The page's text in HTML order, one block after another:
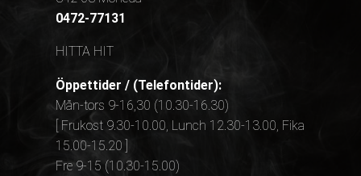
0472-77131
HITTA HIT
Öppettider / (Telefontider):
Mån-tors 9-16,30 (10.30-16.30)
[ Frukost 9.30-10.00, Lunch 12.30-13.00, Fika
15.00-15.20 ]
Fre 9-15 (10.30-15.00)